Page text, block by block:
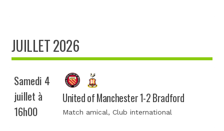
JUILLET 2026
Samedi 4
juillet à
16h00
United of Manchester 1-2 Bradford
Match amical, Club international